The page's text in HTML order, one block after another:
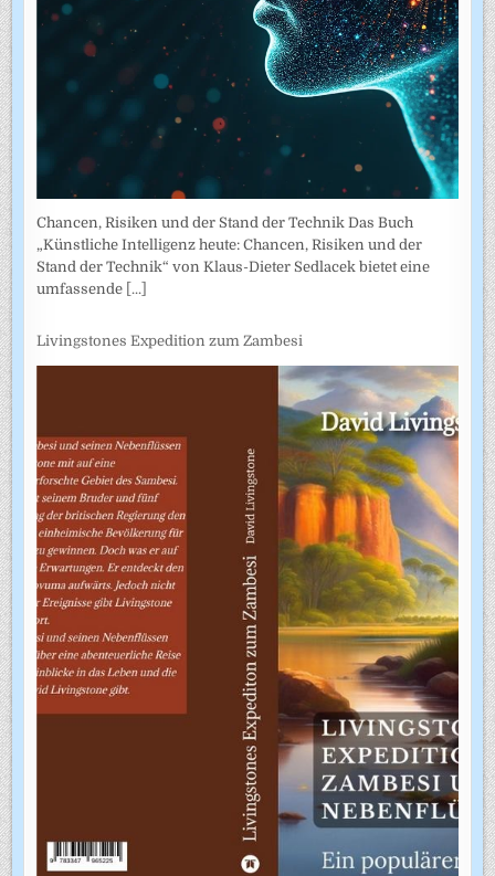
Chancen, Risiken und der Stand der Technik Das Buch
„Künstliche Intelligenz heute: Chancen, Risiken und der
Stand der Technik“ von Klaus-Dieter Sedlacek bietet eine
umfassende [...]
Livingstones Expedition zum Zambesi